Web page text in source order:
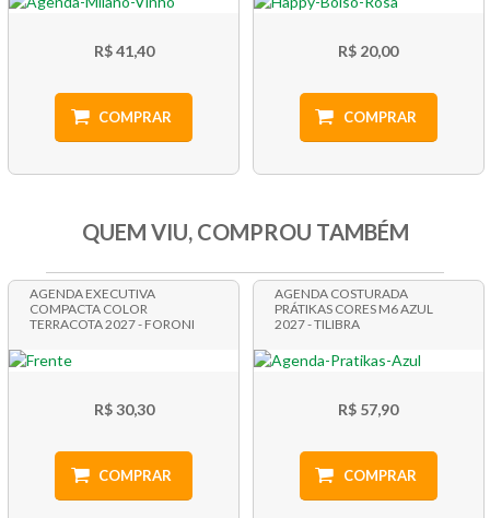
R$ 41,40
COMPRAR
R$ 20,00
COMPRAR
QUEM VIU, COMPROU TAMBÉM
AGENDA EXECUTIVA
COMPACTA COLOR
TERRACOTA 2027 - FORONI
R$ 30,30
COMPRAR
AGENDA COSTURADA
PRÁTIKAS CORES M6 AZUL
2027 - TILIBRA
R$ 57,90
COMPRAR